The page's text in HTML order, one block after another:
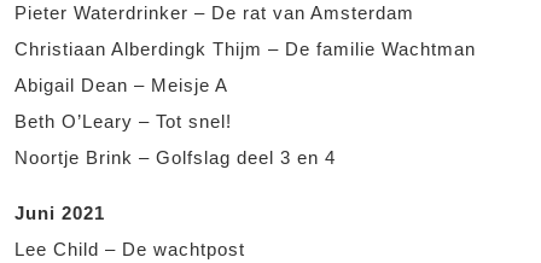
Pieter Waterdrinker – De rat van Amsterdam
Christiaan Alberdingk Thijm – De familie Wachtman
Abigail Dean – Meisje A
Beth O’Leary – Tot snel!
Noortje Brink – Golfslag deel 3 en 4
Juni 2021
Lee Child – De wachtpost